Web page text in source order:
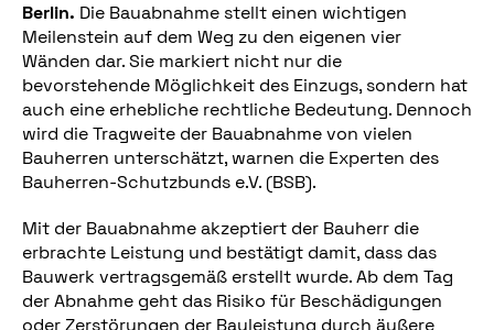
Berlin. Die Bauabnahme stellt einen wichtigen
Meilenstein auf dem Weg zu den eigenen vier
Wänden dar. Sie markiert nicht nur die
bevorstehende Möglichkeit des Einzugs, sondern hat
auch eine erhebliche rechtliche Bedeutung. Dennoch
wird die Tragweite der Bauabnahme von vielen
Bauherren unterschätzt, warnen die Experten des
Bauherren-Schutzbunds e.V. (BSB).
Mit der Bauabnahme akzeptiert der Bauherr die
erbrachte Leistung und bestätigt damit, dass das
Bauwerk vertragsgemäß erstellt wurde. Ab dem Tag
der Abnahme geht das Risiko für Beschädigungen
oder Zerstörungen der Bauleistung durch äußere